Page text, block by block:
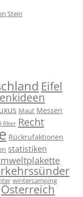
Stein
Eifel
Maut Messen
filter Recht
Rückrufaktionen
statistiken
wintercamping
Österreich